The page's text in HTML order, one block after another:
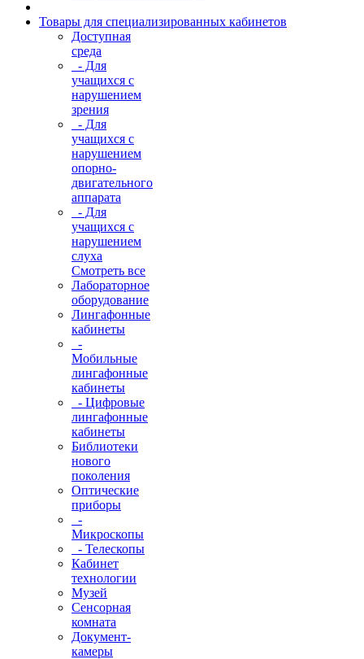
Товары для специализированных кабинетов
Доступная
среда
- Для
учащихся с
нарушением
зрения
- Для
учащихся с
нарушением
опорно-
двигательного
аппарата
- Для
учащихся с
нарушением
слуха
Смотреть все
Лабораторное
оборудование
Лингафонные
кабинеты
-
Мобильные
лингафонные
кабинеты
- Цифровые
лингафонные
кабинеты
Библиотеки
нового
поколения
Оптические
приборы
-
Микроскопы
- Телескопы
Кабинет
технологии
Музей
Сенсорная
комната
Документ-
камеры